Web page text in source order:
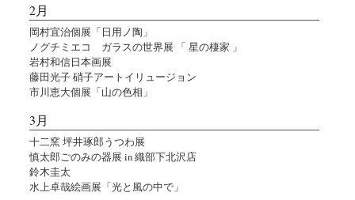
2月
岡村宜治個展「日用ノ陶」
ノグチミエコ ガラスの世界展 「 星の棲家 」
岩村和信日本画展
藤田光子 硝子アートイリュージョン
市川恵大個展「山の色相」
3月
十二窯 坪井琢郎うつわ展
慎太郎ごのみの器展 in 織部下北沢店
鈴木圭太
水上卓哉絵画展「光と風の中で」